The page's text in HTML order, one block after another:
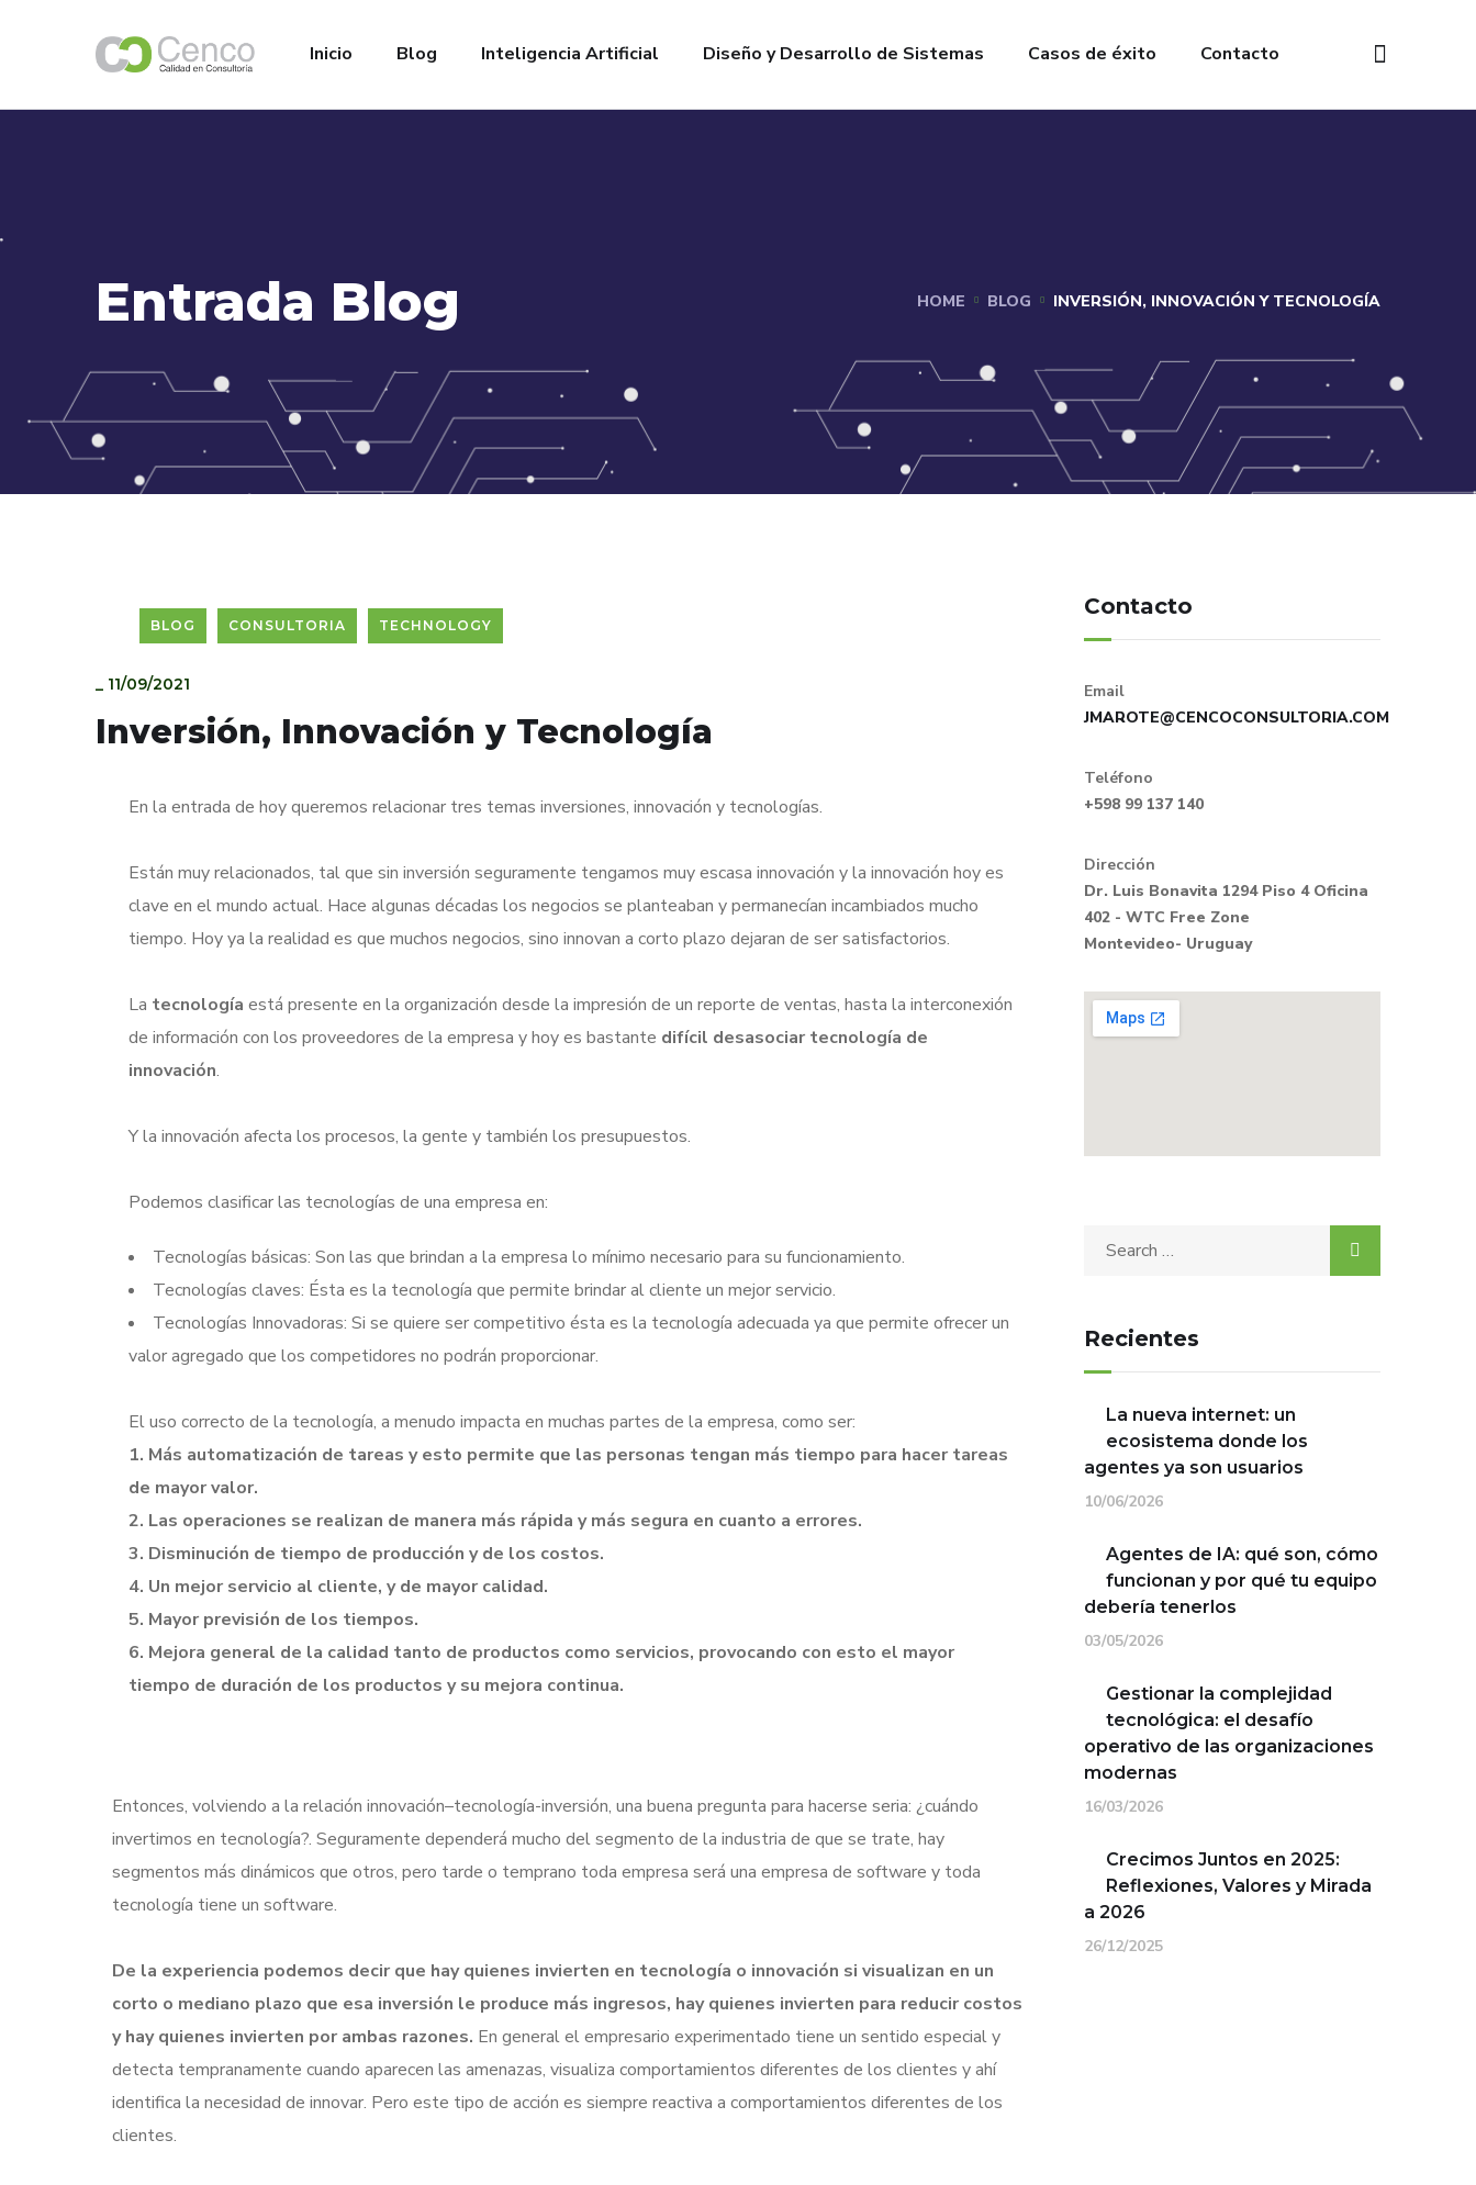
Inicio Blog Inteligencia Artificial Diseño y Desarrollo de Sistemas Casos de éxito Contacto
Entrada Blog HOME BLOG INVERSIÓN, INNOVACIÓN Y TECNOLOGÍA
BLOG CONSULTORIA TECHNOLOGY
_ 11/09/2021
Inversión, Innovación y Tecnología
En la entrada de hoy queremos relacionar tres temas inversiones, innovación y tecnologías.
Están muy relacionados, tal que sin inversión seguramente tengamos muy escasa innovación y la innovación hoy es
clave en el mundo actual. Hace algunas décadas los negocios se planteaban y permanecían incambiados mucho
tiempo. Hoy ya la realidad es que muchos negocios, sino innovan a corto plazo dejaran de ser satisfactorios.
La tecnología está presente en la organización desde la impresión de un reporte de ventas, hasta la interconexión
de información con los proveedores de la empresa y hoy es bastante difícil desasociar tecnología de
innovación.
Y la innovación afecta los procesos, la gente y también los presupuestos.
Podemos clasificar las tecnologías de una empresa en:
Tecnologías básicas: Son las que brindan a la empresa lo mínimo necesario para su funcionamiento.
Tecnologías claves: Ésta es la tecnología que permite brindar al cliente un mejor servicio.
Tecnologías Innovadoras: Si se quiere ser competitivo ésta es la tecnología adecuada ya que permite ofrecer un
valor agregado que los competidores no podrán proporcionar.
El uso correcto de la tecnología, a menudo impacta en muchas partes de la empresa, como ser:
1. Más automatización de tareas y esto permite que las personas tengan más tiempo para hacer tareas
de mayor valor.
2. Las operaciones se realizan de manera más rápida y más segura en cuanto a errores.
3. Disminución de tiempo de producción y de los costos.
4. Un mejor servicio al cliente, y de mayor calidad.
5. Mayor previsión de los tiempos.
6. Mejora general de la calidad tanto de productos como servicios, provocando con esto el mayor
tiempo de duración de los productos y su mejora continua.
Entonces, volviendo a la relación innovación–tecnología-inversión, una buena pregunta para hacerse seria: ¿cuándo
invertimos en tecnología?. Seguramente dependerá mucho del segmento de la industria de que se trate, hay
segmentos más dinámicos que otros, pero tarde o temprano toda empresa será una empresa de software y toda
tecnología tiene un software.
De la experiencia podemos decir que hay quienes invierten en tecnología o innovación si visualizan en un
corto o mediano plazo que esa inversión le produce más ingresos, hay quienes invierten para reducir costos
y hay quienes invierten por ambas razones. En general el empresario experimentado tiene un sentido especial y
detecta tempranamente cuando aparecen las amenazas, visualiza comportamientos diferentes de los clientes y ahí
identifica la necesidad de innovar. Pero este tipo de acción es siempre reactiva a comportamientos diferentes de los
clientes.
Contacto
Email
JMAROTE@CENCOCONSULTORIA.COM
Teléfono
+598 99 137 140
Dirección
Dr. Luis Bonavita 1294 Piso 4 Oficina
402 - WTC Free Zone
Montevideo- Uruguay
Recientes
La nueva internet: un
ecosistema donde los
agentes ya son usuarios
10/06/2026
Agentes de IA: qué son, cómo
funcionan y por qué tu equipo
debería tenerlos
03/05/2026
Gestionar la complejidad
tecnológica: el desafío
operativo de las organizaciones
modernas
16/03/2026
Crecimos Juntos en 2025:
Reflexiones, Valores y Mirada
a 2026
26/12/2025